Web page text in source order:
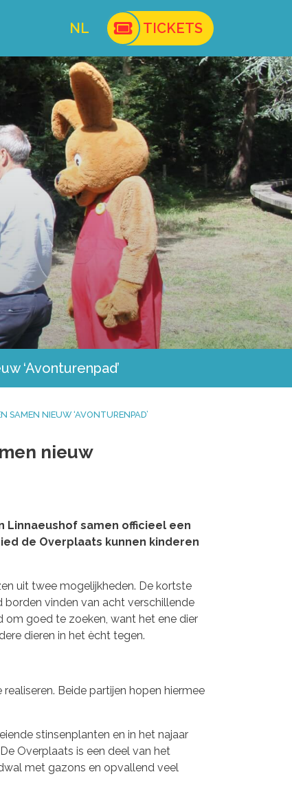
NL TICKETS
‘Avonturenpad’
SAMEN NIEUW ‘AVONTURENPAD’
nieuw
Linnaeushof samen officieel een
de Overplaats kunnen kinderen
uit twee mogelijkheden. De kortste
borden vinden van acht verschillende
om goed te zoeken, want het ene dier
dieren in het ècht tegen.
Beide partijen hopen hiermee
stinsenplanten en in het najaar
Overplaats is een deel van het
met gazons en opvallend veel